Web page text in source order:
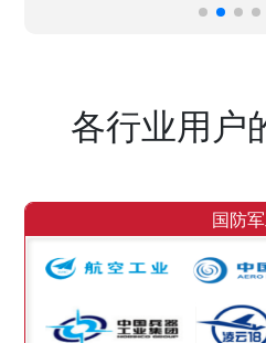
各行业用户
国防